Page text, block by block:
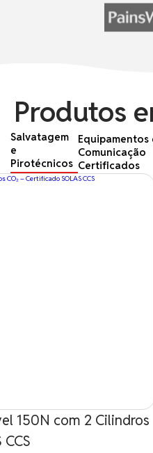
Produtos
Salvatagem
e
Pirotécnicos
Equipamentos
Comunicação
Certificados
150N com 2 Cilindros